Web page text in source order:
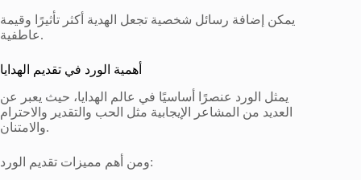
يمكن إضافة رسائل شخصية تجعل الهدية أكثر تأثيرًا وقيمة
عاطفية.
أهمية الورد في تقديم الهدايا
يمثل الورد عنصرًا أساسيًا في عالم الهدايا، حيث يعبر عن
العديد من المشاعر الإيجابية مثل الحب والتقدير والاحترام
والامتنان.
ومن أهم مميزات تقديم الورد: